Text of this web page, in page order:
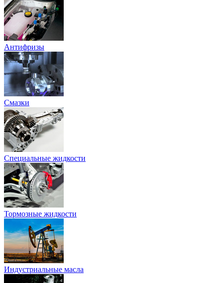
Антифризы
Смазки
Специальные жидкости
Тормозные жидкости
Индустриальные масла